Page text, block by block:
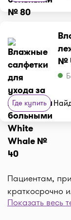
№
Где купить
Пациентам,
краткосрочно
более
Показать весь